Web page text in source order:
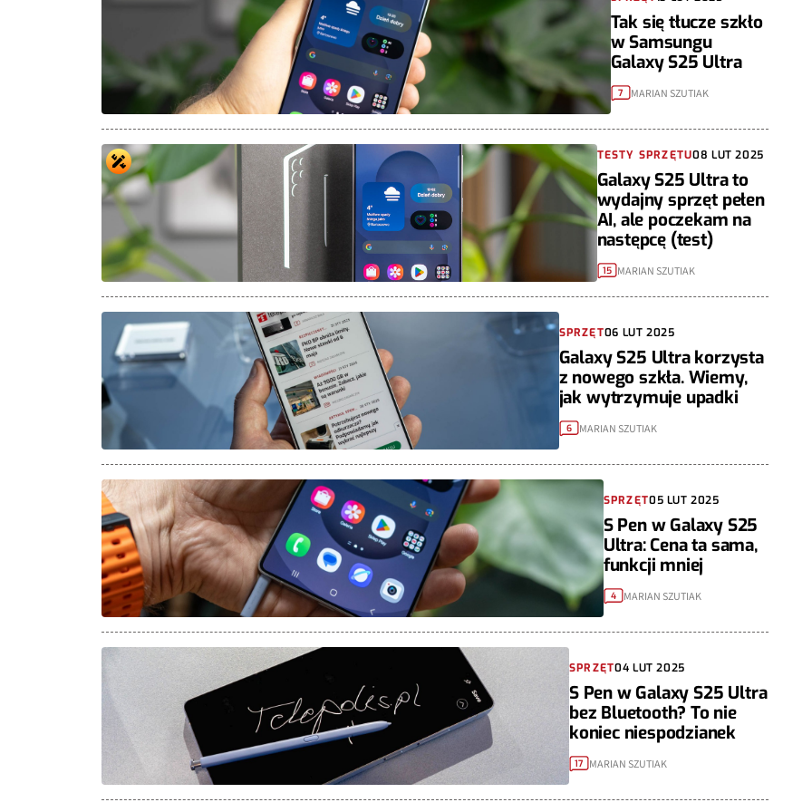
Tak się tłucze szkło
w Samsungu
Galaxy S25 Ultra
7 MARIAN SZUTIAK
TESTY SPRZĘTU08 LUT 2025
Galaxy S25 Ultra to
wydajny sprzęt pełen
AI, ale poczekam na
następcę (test)
15 MARIAN SZUTIAK
SPRZĘT06 LUT 2025
Galaxy S25 Ultra korzysta
z nowego szkła. Wiemy,
jak wytrzymuje upadki
6 MARIAN SZUTIAK
SPRZĘT05 LUT 2025
S Pen w Galaxy S25
Ultra: Cena ta sama,
funkcji mniej
4 MARIAN SZUTIAK
SPRZĘT04 LUT 2025
S Pen w Galaxy S25 Ultra
bez Bluetooth? To nie
koniec niespodzianek
17 MARIAN SZUTIAK